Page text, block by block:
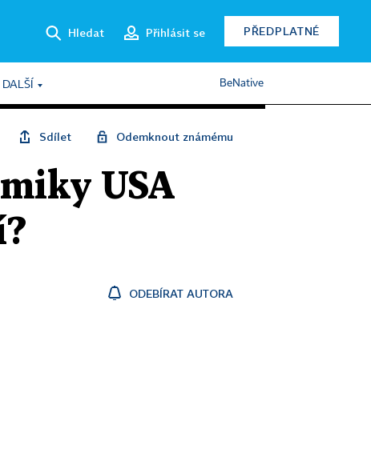
Hledat Přihlásit se PŘEDPLATNÉ
DALŠÍ BeNative
Sdílet Odemknout známému
USA
ODEBÍRAT AUTORA